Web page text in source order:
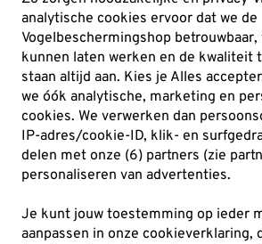
analytische cookies ervoor dat we de
Vogelbeschermingshop
kunnen laten werken en de kwaliteit
staan altijd aan. Kies je Alles
we óók analytische, marketing en
cookies. We verwerken dan
IP-adres/cookie-ID, klik- en
delen met onze (6) partners (zie
personaliseren van advertenties.
Je kunt jouw toestemming op ieder
aanpassen in onze cookieverklaring,